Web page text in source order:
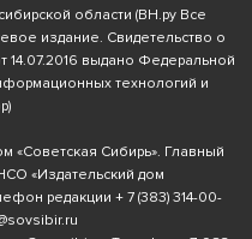
области (ВН.ру Все
издание. Свидетельство о
выдано Федеральной
технологий и
«Советская Сибирь». Главный
«Издательский дом
редакции + 7 (383) 314-00-